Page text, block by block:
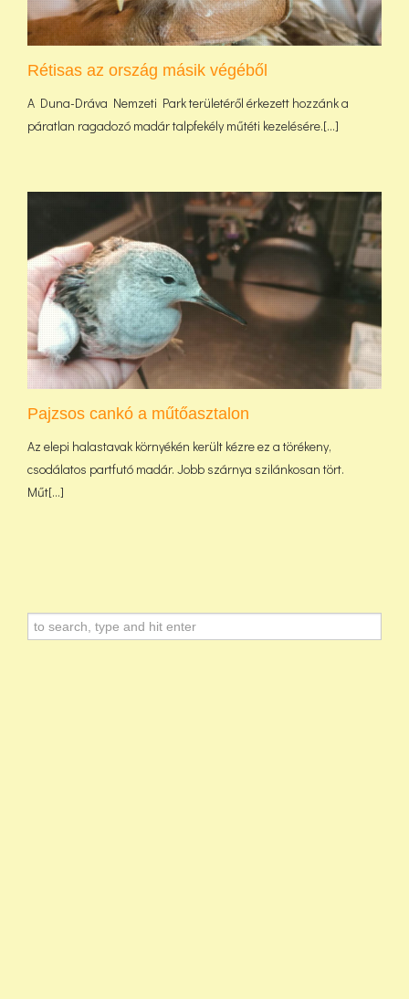
Rétisas az ország másik végéből
A Duna-Dráva Nemzeti Park területéről érkezett hozzánk a
páratlan ragadozó madár talpfekély műtéti kezelésére.[...]
Pajzsos cankó a műtőasztalon
Az elepi halastavak környékén került kézre ez a törékeny,
csodálatos partfutó madár. Jobb szárnya szilánkosan tört.
Műt[...]